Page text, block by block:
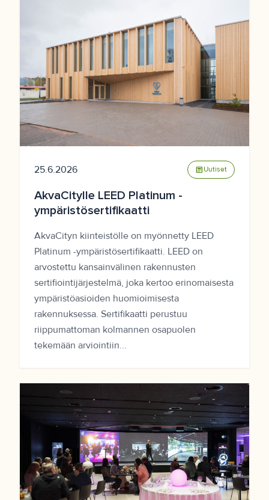
25.6.2026 article Uutiset
AkvaCitylle LEED Platinum -
ympäristösertifikaatti
AkvaCityn kiinteistölle on myönnetty LEED
Platinum -ympäristösertifikaatti. LEED on
arvostettu kansainvälinen rakennusten
sertifiointijärjestelmä, joka kertoo erinomaisesta
ympäristöasioiden huomioimisesta
rakennuksessa. Sertifikaatti perustuu
riippumattoman kolmannen osapuolen
tekemään arviointiin...